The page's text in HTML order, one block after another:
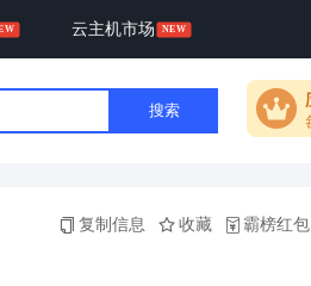
云主机市场
搜索
复制信息 收藏 霸榜红包